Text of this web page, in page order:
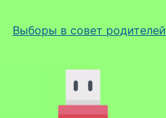
Выборы в совет родителей